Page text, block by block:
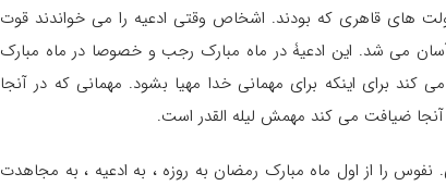
های قاهری که بودند. اشخاص وقتی ادعیه را می خواندند قوت
می شد. این ادعیۀ در ماه مبارک رجب و خصوصا در ماه مبارک
برای اینکه برای مهمانی خدا مهیا بشود. مهمانی که در آنجا
ضیافت می کند مهمش لیله القدر است.
را از اول ماه مبارک رمضان به روزه ، به ادعیه ، به مجاهدت